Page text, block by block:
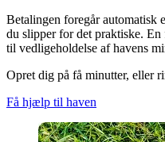
Betalingen foregår automatisk
du slipper for det praktiske.
til vedligeholdelse af havens
Opret dig på få minutter, eller
Få hjælp til haven